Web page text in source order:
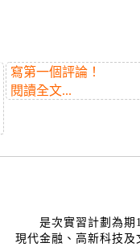
寫第一個評論！
閱讀全文...
是次實習計劃為期
現代金融、高新科技